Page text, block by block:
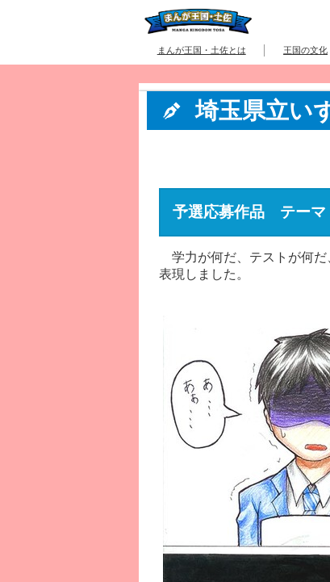
まんが王国・土佐とは 王国の文化
埼玉県立い
予選応募作品 テーマ
学力が何だ、テストが何だ
表現しました。